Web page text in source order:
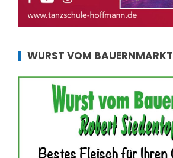
WURST VOM BAUERNMARKT